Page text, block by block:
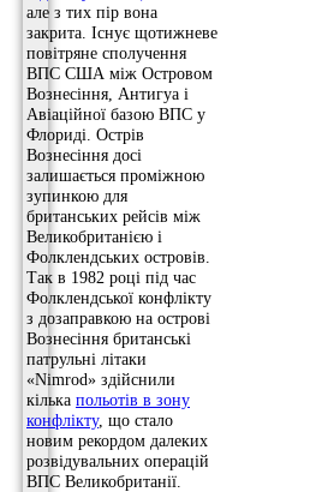
але з тих пір вона
закрита. Існує щотижневе
повітряне сполучення
ВПС США між Островом
Вознесіння, Антигуа і
Авіаційної базою ВПС у
Флориді. Острів
Вознесіння досі
залишається проміжною
зупинкою для
британських рейсів між
Великобританією і
Фолклендських островів.
Так в 1982 році під час
Фолклендської конфлікту
з дозаправкою на острові
Вознесіння британські
патрульні літаки
«Nimrod» здійснили
кілька польотів в зону
конфлікту, що стало
новим рекордом далеких
розвідувальних операцій
ВПС Великобританії.